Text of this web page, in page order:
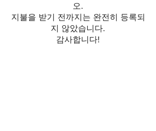
오.
지불을 받기 전까지는 완전히 등록되
지 않았습니다.
감사합니다!